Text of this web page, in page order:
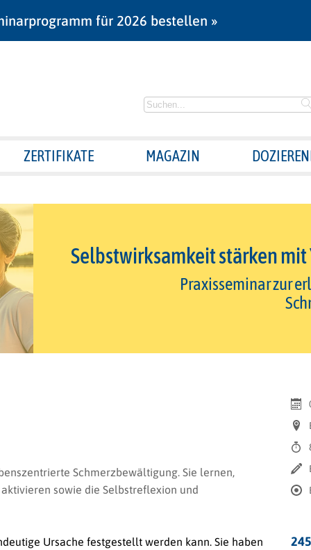
für 2026 bestellen »
ZERTIFIKATE MAGAZIN
Selbstwirksamkeit stärken mit
Praxisseminar zur
Schmerzbewältigung. Sie lernen,
sowie die Selbstreflexion und
Ursache festgestellt werden kann. Sie haben